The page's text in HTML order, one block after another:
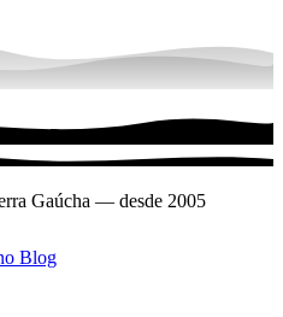
Gaúcha — desde 2005
Blog